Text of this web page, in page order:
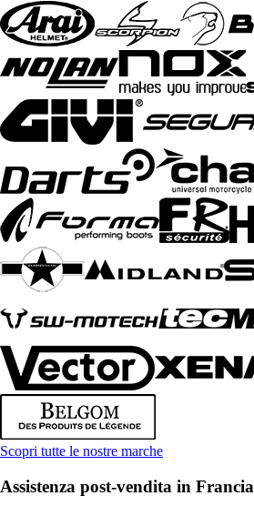
Scopri tutte le nostre marche
Assistenza post-vendita in Francia